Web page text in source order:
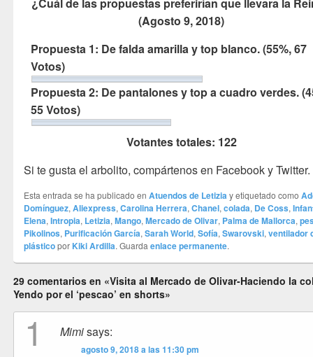
¿Cuál de las propuestas preferirían que llevara la
(Agosto 9, 2018)
Propuesta 1: De falda amarilla y top blanco.(55%, 67
Votos)
Propuesta 2: De pantalones y top a cuadro verdes.
55 Votos)
Votantes totales: 122
Si te gusta el arbolito, compártenos en Facebook y Twitter.
Esta entrada se ha publicado enAtuendos de Letiziay etiquetado como
Domínguez,Aliexpress,Carolina Herrera,Chanel,colada, De Coss,
Elena,Intropia, Letizia,Mango,Mercado de Olivar, Palma de Mallorca,
Pikolinos, Purificación García,Sarah World,Sofía,Swarovski,ventilador
plásticopor Kiki Ardilla. Guardaenlace permanente.
29 comentarios en «Visita al Mercado de Olivar-Haciendo la
Yendo por el ‘pescao’ en shorts»
1 Mimisays:
agosto 9, 2018 a las 11:30 pm